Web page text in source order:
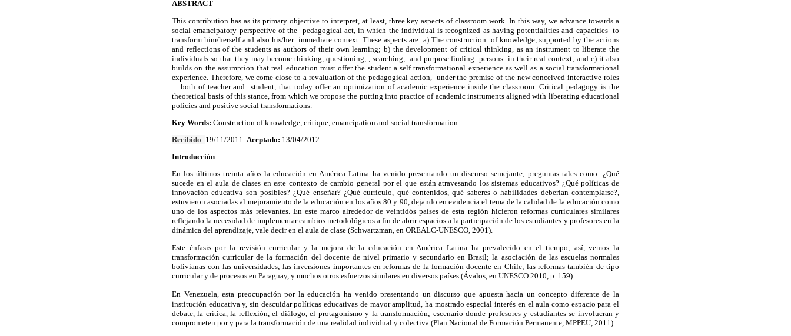
ABSTRACT
This contribution has as its primary objective to interpret, at least, three key aspects of classroom work. In this way, we advancetowards a
social emancipatory perspective of the pedagogical act, in which the individual is recognized as having potentialities and capacities to
transform him/herself and also his/her immediate context. These aspects are: a) The construction of knowledge, supported by the actions
and reflections of the students as authors of their own learning; b) the development of critical thinking, as an instrument to liberate the
individuals so that they may become thinking, questioning, , searching, and purpose finding persons in their real context; and c) it also
builds on the assumption that real education must offer the student a self transformational experience as well as a social transformational
experience. Therefore, we come close to a revaluation of the pedagogical action , underthe premise of the new conceived interactive roles
both of teacher and student, that today offer an optimization of academic experience inside the classroom. Critical pedagogy is the
theoretical basis of this stance, from which we propose the putting into practice of academic instruments aligned with liberating educational
policies and positive social transformations.
Key Words: Construction of knowledge, critique, emancipation and social transformation.
Recibido: 19/11/2011 Aceptado: 13/04/2012
Introducción
En los últimos treinta años la educación en América Latina ha venido presentando un discurso semejante; preguntas tales como: ¿Qué
sucede en el aula de clases en este contexto de cambio general por el que están atravesando los sistemas educativos? ¿Qué políticas de
innovación educativa son posibles? ¿Qué enseñar? ¿Qué currículo, qué contenidos, qué saberes o habilidades deberían contemplarse?,
estuvieron asociadas al mejoramiento de la educación en losaños 80 y 90,dejando en evidencia el tema de la calidad de la educación como
uno de los aspectos más relevantes. En este marco alrededor deveintidós países de esta región hicieron reformas curriculares similares
reflejando la necesidad de implementar cambios metodológicos a fin de abrir espacios a la participación de los estudiantes y profesores en la
dinámica del aprendizaje, vale decir en el aula de clase (Schwartzman, en OREALC-UNESCO, 2001).
Este énfasis por la revisión curricular y la mejora de la educación en América Latina ha prevalecido en el tiempo; así, vemos la
transformación curricular de la formación del docente de nivel primario y secundario en Brasil; la asociación de las escuelas normales
bolivianas con las universidades; las inversiones importantes en reformas de la formación docente en Chile; las reformas también de tipo
curricular y de procesos en Paraguay, y muchos otros esfuerzos similares en diversos países (Ávalos, en UNESCO 2010, p. 159).
En Venezuela, esta preocupación por la educación ha venido presentando un discurso que apuesta hacia un concepto diferentede la
institución educativa y, sin descuidar políticas educativas de mayor amplitud, ha mostrado especial interés en el aula como espacio para el
debate, la crítica, la reflexión, el diálogo, el protagonismo y la transformación; escenario donde profesores y estudiantes se involucran y
comprometen por y para la transformación de una realidad individual y colectiva (Plan Nacional de Formación Permanente, MPPEU, 2011 ).